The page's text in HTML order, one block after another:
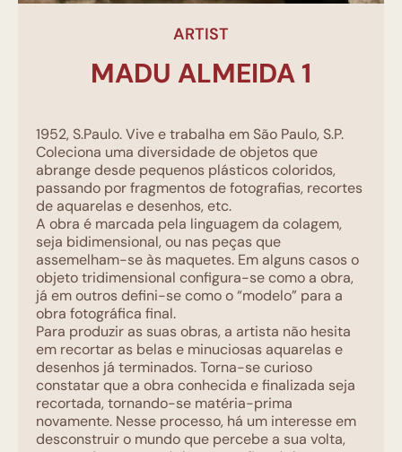
ARTIST
MADU ALMEIDA 1
1952,S.Paulo. Vive e trabalha em São Paulo, S.P.
Coleciona uma diversidade de objetos que
abrange desde pequenos plásticos coloridos,
passando por fragmentos de fotografias, recortes
de aquarelas e desenhos, etc.
A obra é marcada pela linguagem da colagem,
seja bidimensional, ou nas peças que
assemelham-se às maquetes. Em alguns casos o
objeto tridimensional configura-se como a obra,
já em outrosdefini-secomo o “modelo” para a
obra fotográfica final.
Para produzir as suas obras, a artista não hesita
em recortar as belas e minuciosas aquarelas e
desenhos já terminados. Torna-se curioso
constatar que a obra conhecida e finalizada seja
recortada, tornando-se matéria-prima
novamente. Nesse processo, há um interesse em
desconstruir o mundo que percebe a sua volta,